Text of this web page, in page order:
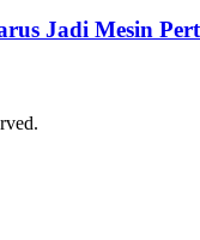
Jadi Mesin